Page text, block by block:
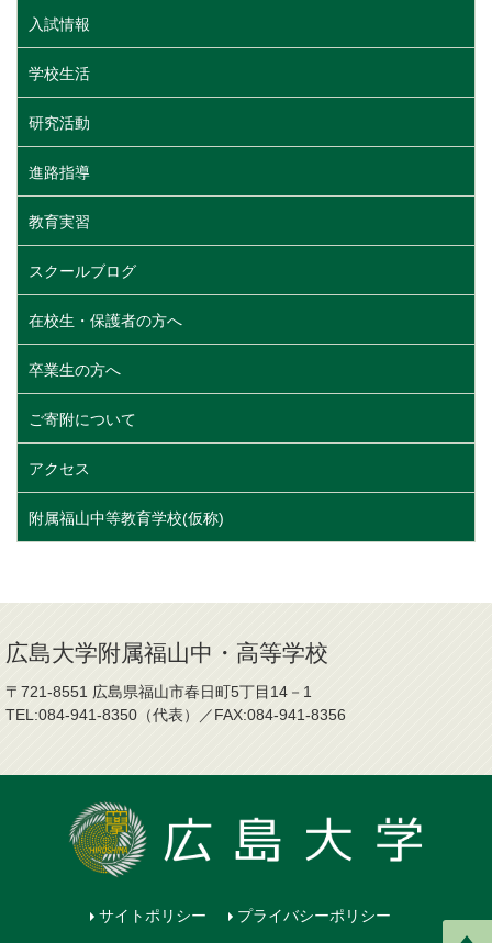
入試情報
学校生活
研究活動
進路指導
教育実習
スクールブログ
在校生・保護者の方へ
卒業生の方へ
ご寄附について
アクセス
附属福山中等教育学校(仮称)
広島大学附属福山中・高等学校
〒721-8551 広島県福山市春日町5丁目14－1
TEL:084-941-8350（代表）／FAX:084-941-8356
サイトポリシー プライバシーポリシー